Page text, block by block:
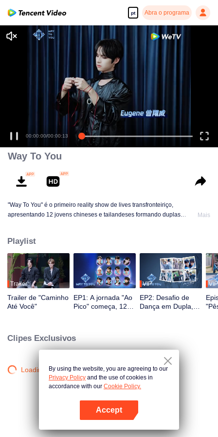
pt Abra o programa
Abra o programa
00:00:00/00:00:13
Way To You
"Way To You" é o primeiro reality show de lives transfronteiriço,
apresentando 12 jovens chineses e tailandeses formando duplas
múltiplas plataformas. Os espectadores participam diretamente do
desenvolvimento dos ídolos por meio de votações e apoio, acompanhando
a jornada desde o primeiro encontro até a sinergia perfeita. O casal mais
popular, com a melhor química, finalmente fará sua estreia no palco global.
Mais
Playlist
Trailer
Trailer de "Caminho
Até Você"
EP1: A jornada "Ao
Pico" começa, 12
primeira vez!
VIP
EP2: Desafio de
Dança em Dupla,
VIP
Clipes Exclusivos
Loading…By using the website, you are agreeing to our
Privacy Policy and the use of cookies in
accordance with our Cookie Policy.
Accept